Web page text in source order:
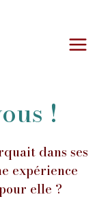
!
dans ses
expérience
elle ?